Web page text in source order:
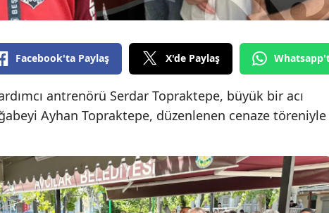
Facebook'ta Paylaş X'de Paylaş
antrenörü Serdar Topraktepe, büyük bir acı
Ayhan Topraktepe, düzenlenen cenaze töreniyle